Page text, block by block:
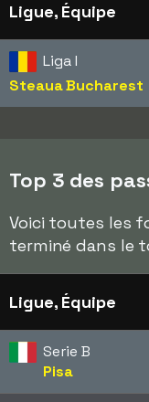
Ligue, Équipe
Liga I
Steaua Bucharest
Top 3 des
Voici toutes les
terminé dans le
Ligue, Équipe
Serie B
Pisa